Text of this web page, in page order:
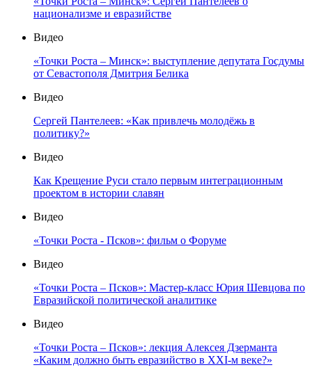
национализме и евразийстве
Видео
«Точки Роста – Минск»: выступление депутата Госдумы
от Севастополя Дмитрия Белика
Видео
Сергей Пантелеев: «Как привлечь молодёжь в
политику?»
Видео
Как Крещение Руси стало первым интеграционным
проектом в истории славян
Видео
«Точки Роста - Псков»: фильм о Форуме
Видео
«Точки Роста – Псков»: Мастер-класс Юрия Шевцова по
Евразийской политической аналитике
Видео
«Точки Роста – Псков»: лекция Алексея Дзерманта
«Каким должно быть евразийство в XXI-м веке?»